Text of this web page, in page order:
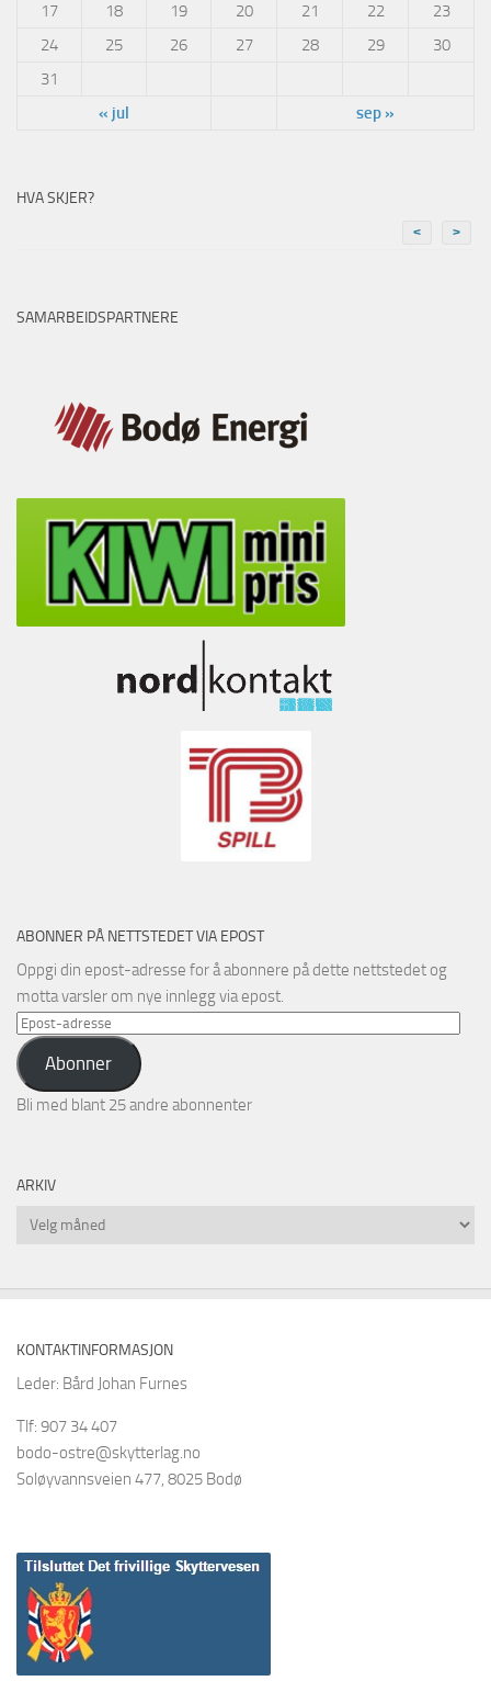
17
18 19 20 21 22
23
24
25 26 27 28 29
30
31
« jul
sep »
HVA SKJER?
< >
SAMARBEIDSPARTNERE
ABONNER PÅ NETTSTEDET VIA EPOST
Oppgi din epost-adresse for å abonnere på dette nettstedet og
motta varsler om nye innlegg via epost.
Epost-
adresse
Abonner
Bli med blant 25 andre abonnenter
ARKIV
Arkiv
KONTAKTINFORMASJON
Leder: Bård Johan Furnes
Tlf: 907 34 407
bodo-ostre@skytterlag.no
Soløyvannsveien 477, 8025 Bodø